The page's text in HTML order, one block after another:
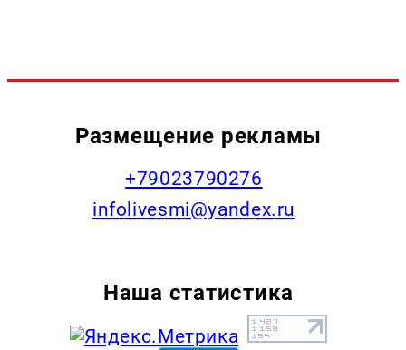
Размещение рекламы
+79023790276
infolivesmi@yandex.ru
Наша статистика